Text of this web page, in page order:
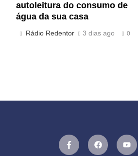
autoleitura do consumo de
água da sua casa
Rádio Redentor 3 dias ago 0